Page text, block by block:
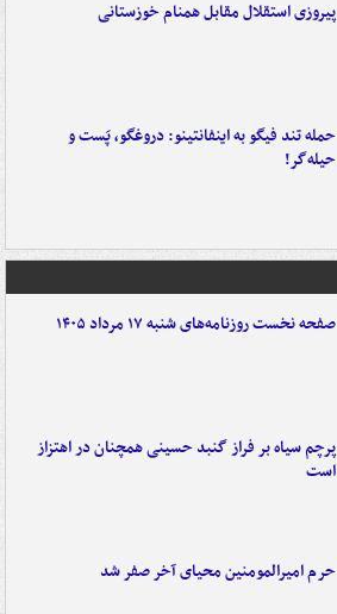
پیروزی استقلال مقابل همنام خوزستانی
حمله تند فیگو به اینفانتینو: دروغگو، پَست‌ و
حیله‌گر!
صفحه نخست روزنامه‌های شنبه ۱۷ مرداد ۱۴۰۵
پرچم سیاه بر فراز گنبد حسینی همچنان در اهتزاز
است
حرم امیرالمومنین محیای آخر صفر شد